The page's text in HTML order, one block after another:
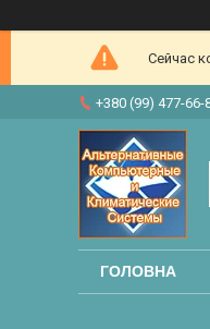
Сейчас
+380 (99) 477-66-
ГОЛОВНА